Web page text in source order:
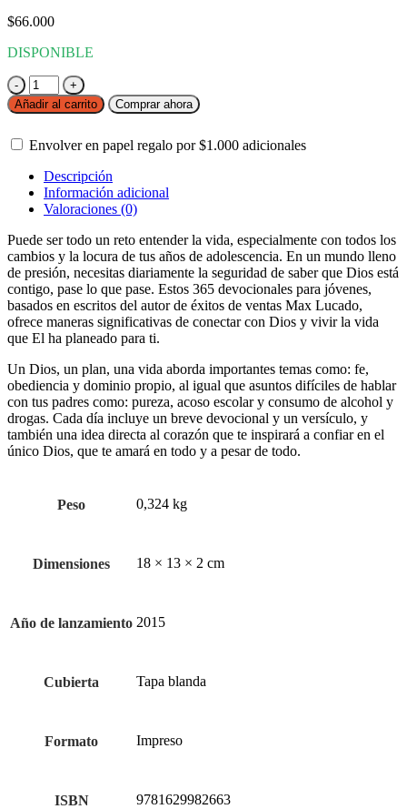
$66.000
DISPONIBLE
Un
Dios
un
una
cantidad
Añadir al carrito Comprar ahora
Envolver en papel regalo por$1.000 adicionales
Descripción
Información adicional
Valoraciones (0)
Puede ser todo un reto entender la vida, especialmente con todos los
cambios y la locura de tus años de adolescencia. En un mundo lleno
de presión, necesitas diariamente la seguridad de saber que Dios está
contigo, pase lo que pase. Estos 365 devocionales para jóvenes,
basados en escritos del autor de éxitos de ventas Max Lucado,
ofrece maneras significativas de conectar con Dios y vivir la vida
que El ha planeado para ti.
Un Dios, un plan, una vida aborda importantes temas como: fe,
obediencia y dominio propio, al igual que asuntos difíciles de hablar
con tus padres como: pureza, acoso escolar y consumo de alcohol y
drogas. Cada día incluye un breve devocional y un versículo, y
también una idea directa al corazón que te inspirará a confiar en el
único Dios, que te amará en todo y a pesar de todo.
Peso 0,324 kg
Dimensiones 18 × 13 × 2 cm
Año de lanzamiento 2015
Cubierta Tapa blanda
Formato Impreso
ISBN 9781629982663